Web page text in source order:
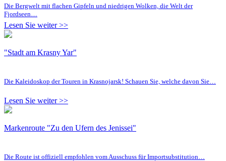
Die Bergwelt mit flachen Gipfeln und niedrigen Wolken, die Welt der
Fjordseen…
Lesen Sie weiter >>
"Stadt am Krasny Yar"
Die Kaleidoskop der Touren in Krasnojarsk! Schauen Sie, welche davon Sie…
Lesen Sie weiter >>
Markenroute "Zu den Ufern des Jenissei"
Die Route ist offiziell empfohlen vom Ausschuss für Importsubstitution…